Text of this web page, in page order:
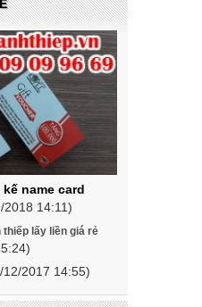
name card
2018 14:11)
thiếp lấy liền giá rẻ
12/2017 14:55)